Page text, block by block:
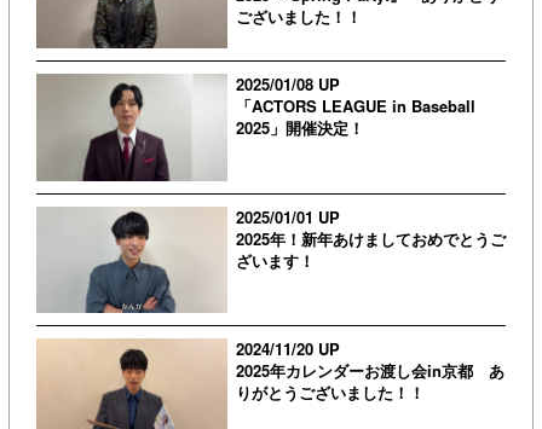
ございました！！
2025/01/08 UP
「ACTORS LEAGUE in Baseball
2025」開催決定！
2025/01/01 UP
2025年！新年あけましておめでとうご
ざいます！
2024/11/20 UP
2025年カレンダーお渡し会in京都 あ
りがとうございました！！